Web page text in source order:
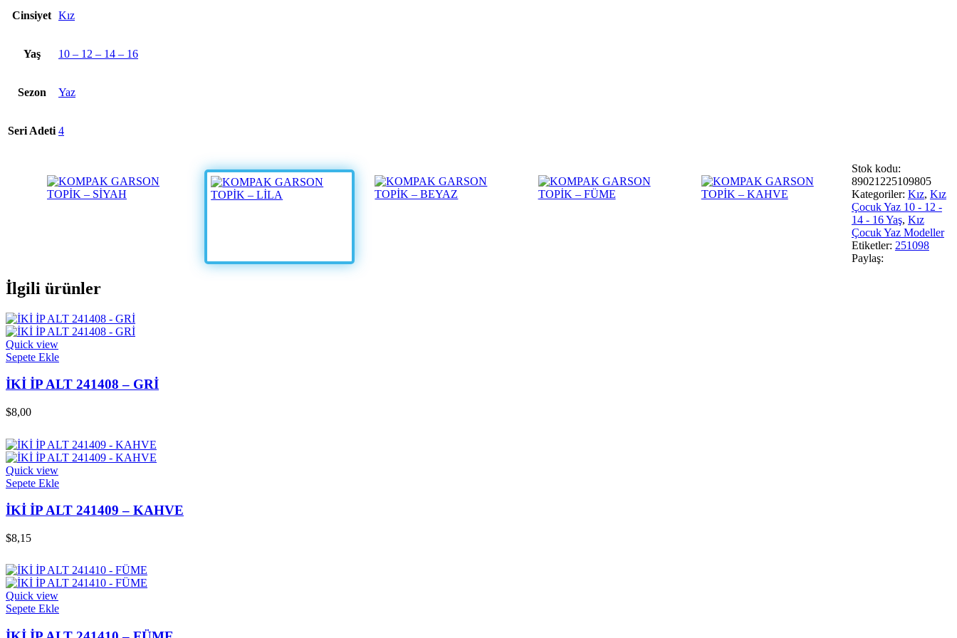
Cinsiyet Kız
Yaş 10 – 12 – 14 – 16
Sezon Yaz
Seri Adeti 4
Stok kodu:
89021225109805
Kategoriler: Kız, Kız
Çocuk Yaz 10 - 12 -
14 - 16 Yaş, Kız
Çocuk Yaz Modeller
Etiketler: 251098
Paylaş:
İlgili ürünler
Quick view
Sepete Ekle
İKİ İP ALT 241408 – GRİ
$8,00
Quick view
Sepete Ekle
İKİ İP ALT 241409 – KAHVE
$8,15
Quick view
Sepete Ekle